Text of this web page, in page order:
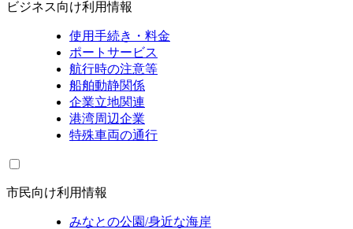
ビジネス向け利用情報
使用手続き・料金
ポートサービス
航行時の注意等
船舶動静関係
企業立地関連
港湾周辺企業
特殊車両の通行
市民向け利用情報
みなとの公園/身近な海岸